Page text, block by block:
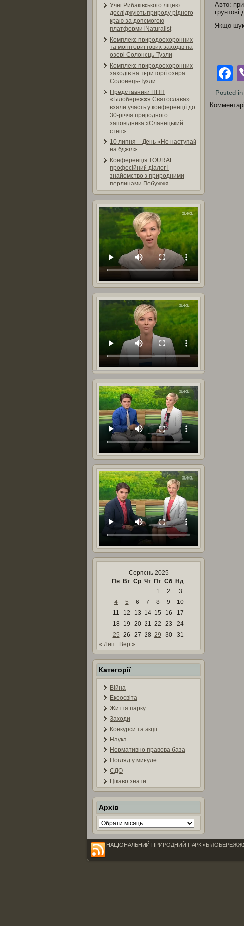
Учні Рибаківського ліцею
досліджують природу рідного
краю за допомогою
платформи iNaturalist
Комплекс природоохоронних
та моніторингових заходів на
озері Солонець-Тузли
Комплекс природоохоронних
заходів на території озера
Солонець-Тузли
Представники НПП
«Білобережжя Святослава»
взяли участь у конференції до
30-річчя природного
заповідника «Єланецький
степ»
10 липня – День «Не наступай
на бджіл»
Конференція TOURAL:
професійний діалог і
знайомство з природними
перлинами Побужжя
Серпень 2025
Пн
Вт Ср Чт Пт Сб
Нд
1
2
3
4
5 6 7 8 9
10
11
12 13 14 15 16
17
18
19 20 21 22 23
24
25 26 27 28 29 30
31
« Лип
Вер »
Категорії
Війна
Екоосвіта
Життя парку
Заходи
Конкурси та акції
Наука
Нормативно-правова база
Погляд у минуле
СДО
Цікаво знати
Архів
Архів
Авто:
Якщо
Posted in
Комментарі
НАЦІОНАЛЬНИЙ ПРИРОДНИЙ ПАРК «БІЛОБЕРЕЖЖЯ